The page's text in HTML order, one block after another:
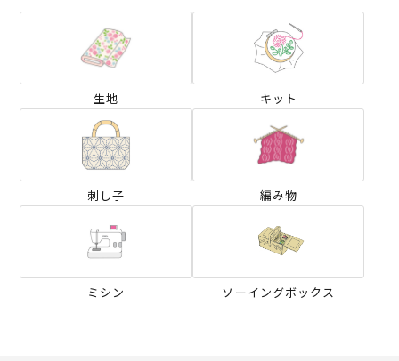
生地 キット
刺し子 編み物
ミシン ソーイングボックス